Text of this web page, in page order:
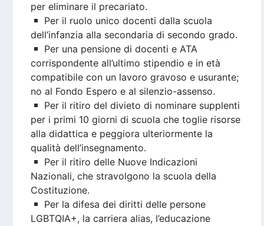
per eliminare il precariato.
Per il ruolo unico docenti dalla scuola
dell’infanzia alla secondaria di secondo grado.
Per una pensione di docenti e ATA
corrispondente all’ultimo stipendio e in età
compatibile con un lavoro gravoso e usurante;
no al Fondo Espero e al silenzio-assenso.
Per il ritiro del divieto di nominare supplenti
per i primi 10 giorni di scuola che toglie risorse
alla didattica e peggiora ulteriormente la
qualità dell’insegnamento.
Per il ritiro delle Nuove Indicazioni
Nazionali, che stravolgono la scuola della
Costituzione.
Per la difesa dei diritti delle persone
LGBTQIA+, la carriera alias, l’educazione